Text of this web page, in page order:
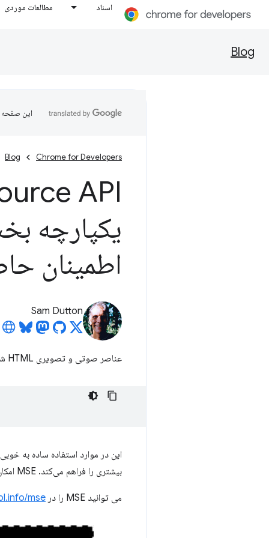
اسناد مطالعات موردی
Blog
این صفحه
Chrome for Developers
Blog
یکپارچه
اطمینان
Sam Dutton
عناصر صوتی و تصویری HTML شما را قادر می سازد تا رسانه ها را به سادگی با ارائه یک URL src بارگیری، رمزگشایی و پخش کنید:
این در موارد استفاده ساده به
بیشتری را فراهم می‌کند. MSE امکان ساخت جریان ها را در جاوا اسکریپت از بخش های صوتی یا تصویری فراهم می کند.
می توانید MSE را در mse